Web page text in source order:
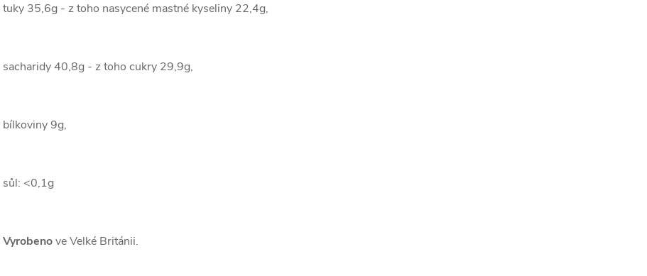
tuky 35,6g - z toho nasycené mastné kyseliny 22,4g,
sacharidy 40,8g - z toho cukry 29,9g,
bílkoviny 9g,
sůl: <0,1g
Vyrobenove Velké Británii.